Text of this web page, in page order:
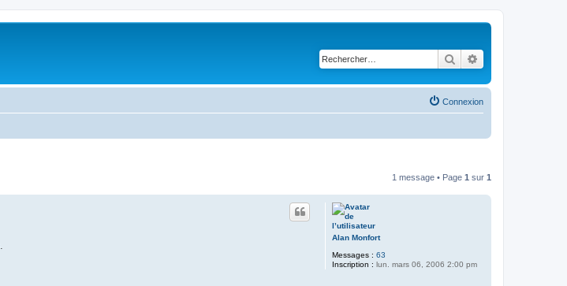
Rechercher
Connexion
1 message • Page 1 sur 1
Alan Monfort
Messages : 63
Inscription : lun. mars 06, 2006 2:00 pm